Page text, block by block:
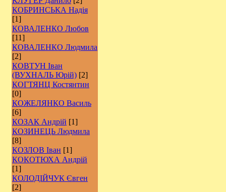
КОБРИНСЬКА Надія
[1]
КОВАЛЕНКО Любов
[11]
КОВАЛЕНКО Людмила
[2]
КОВТУН Іван
(ВУХНАЛЬ Юрій) [2]
КОГТЯНЦ Костянтин
[0]
КОЖЕЛЯНКО Василь
[6]
КОЗАК Андрій [1]
КОЗИНЕЦЬ Людмила
[8]
КОЗЛОВ Іван [1]
КОКОТЮХА Андрій
[1]
КОЛОДІЙЧУК Євген
[2]